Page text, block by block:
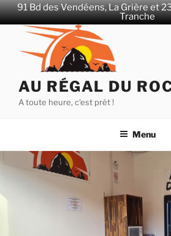
91 Bd des Vendéens, La Grière et
Tranche
Aller
contenu
AU RÉGAL DU
A toute heure, c'est prêt !
Menu